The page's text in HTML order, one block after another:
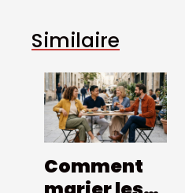
Similaire
Comment